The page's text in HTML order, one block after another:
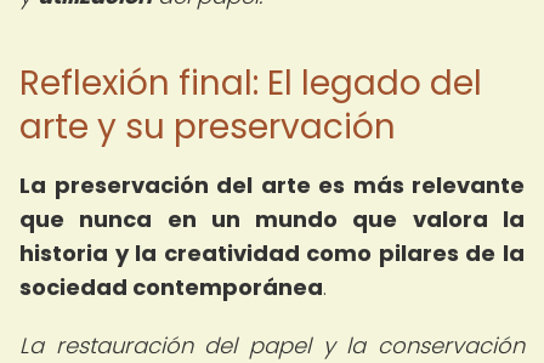
Reflexión final: El legado del
arte y su preservación
La preservación del arte es más relevante
que nunca en un mundo que valora la
historia y la creatividad como pilares de la
sociedad contemporánea.
La restauración del papel y la conservación